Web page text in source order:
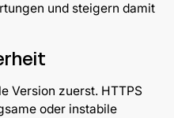
und steigern damit
Version zuerst. HTTPS
oder instabile